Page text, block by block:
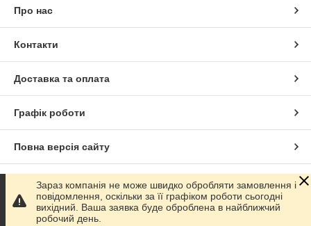
Про нас
Контакти
Доставка та оплата
Графік роботи
Повна версія сайту
Сайт створено на маркетплейсіProm.ua
Політика конфіденційності
Зараз компанія не може швидко обробляти замовлення і
повідомлення, оскільки за її графіком роботи сьогодні
вихідний. Ваша заявка буде оброблена в найближчий
робочий день.